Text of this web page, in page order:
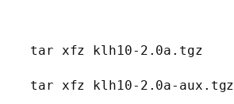
tar xfz klh10-2.0a.tgz
tar xfz klh10-2.0a-aux.tgz